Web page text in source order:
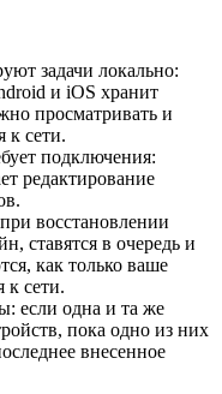
задачи локально:
и iOS хранит
просматривать и
к сети.
подключения:
редактирование
восстановлении
ставятся в очередь и
как только ваше
к сети.
если одна и та же
пока одно из них
внесенное